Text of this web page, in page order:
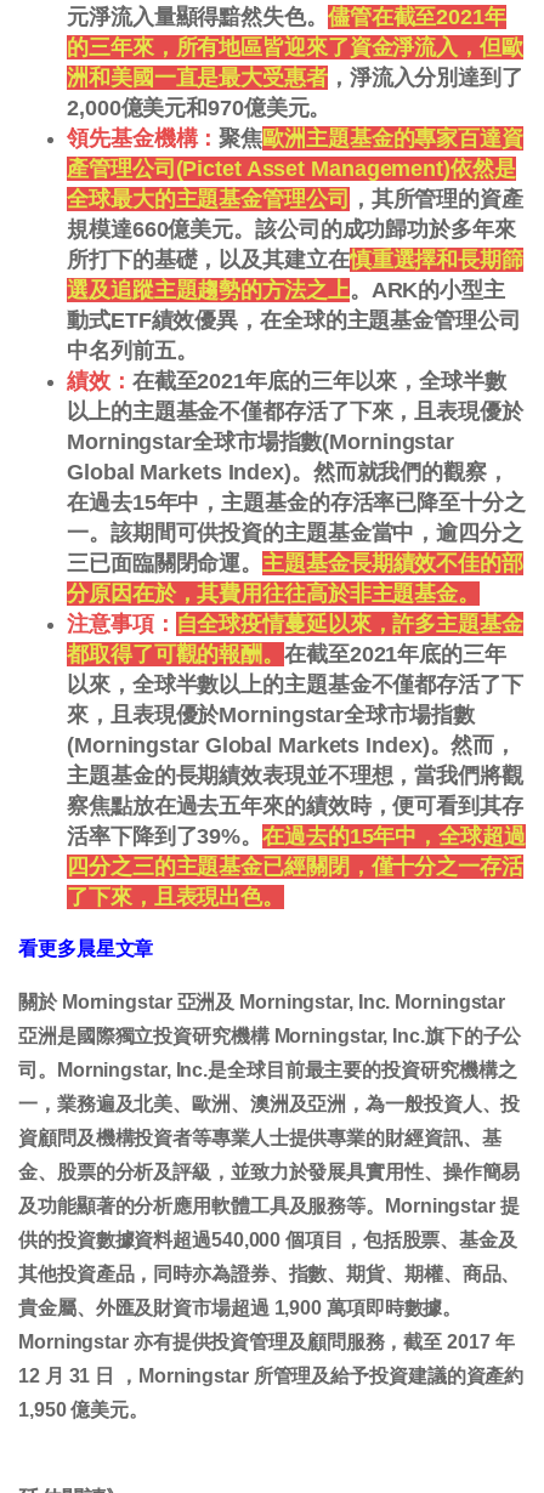
元淨流入量顯得黯然失色。 儘管在截至2021年
的三年來，所有地區皆迎來了資金淨流入，但歐
洲和美國一直是最大受惠者，淨流入分別達到了
2,000億美元和970億美元。
領先基金機構：聚焦歐洲主題基金的專家百達資
產管理公司(Pictet Asset Management)依然是
全球最大的主題基金管理公司 ，其所管理的資產
規模達660億美元。該公司的成功歸功於多年來
所打下的基礎，以及其建立在慎重選擇和長期篩
選及追蹤主題趨勢的方法之上。ARK的小型主
動式ETF績效優異，在全球的主題基金管理公司
中名列前五。
績效： 在截至2021年底的三年以來，全球半數
以上的主題基金不僅都存活了下來，且表現優於
Morningstar全球市場指數(Morningstar
Global Markets Index)。然而就我們的觀察，
在過去15年中，主題基金的存活率已降至十分之
一。該期間可供投資的主題基金當中，逾四分之
三已面臨關閉命運。 主題基金長期績效不佳的部
分原因在於，其費用往往高於非主題基金。
注意事項： 自全球疫情蔓延以來，許多主題基金
都取得了可觀的報酬。 在截至2021年底的三年
以來，全球半數以上的主題基金不僅都存活了下
來，且表現優於Morningstar全球市場指數
(Morningstar Global Markets Index)。然而，
主題基金的長期績效表現並不理想，當我們將觀
察焦點放在過去五年來的績效時，便可看到其存
活率下降到了39%。 在過去的15年中，全球超過
四分之三的主題基金已經關閉，僅十分之一存活
了下來，且表現出色。
看更多晨星文章
關於 Morningstar 亞洲及 Morningstar, Inc. Morningstar
亞洲是國際獨立投資研究機構 Morningstar, Inc.旗下的子公
司。Morningstar, Inc.是全球目前最主要的投資研究機構之
一，業務遍及北美、歐洲、澳洲及亞洲，為一般投資人、投
資顧問及機構投資者等專業人士提供專業的財經資訊、基
金、股票的分析及評級，並致力於發展具實用性、操作簡易
及功能顯著的分析應用軟體工具及服務等。Morningstar 提
供的投資數據資料超過540,000 個項目，包括股票、基金及
其他投資產品，同時亦為證券、指數、期貨、期權、商品、
貴金屬、外匯及財資市場超過 1,900 萬項即時數據。
Morningstar 亦有提供投資管理及顧問服務，截至 2017 年
12 月 31 日 ，Morningstar 所管理及給予投資建議的資產約
1,950 億美元。